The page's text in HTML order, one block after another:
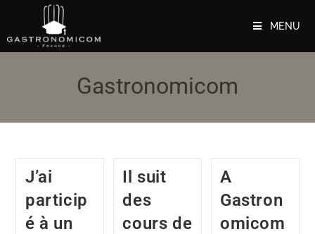
MENU
Gastronomicom
J’ai
particip
é à un
Il suit
des
cours de
A
Gastron
omicom